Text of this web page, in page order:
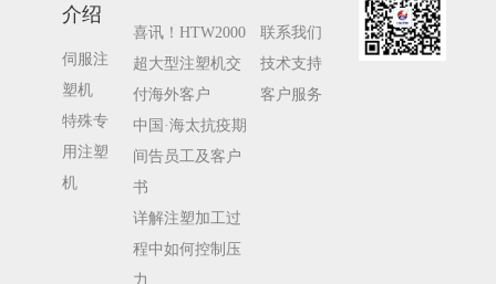
介绍
伺服注
塑机
特殊专
用注塑
机
喜讯！HTW2000
超大型注塑机交
付海外客户
中国·海太抗疫期
间告员工及客户
书
详解注塑加工过
程中如何控制压
力
联系我们
技术支持
客户服务